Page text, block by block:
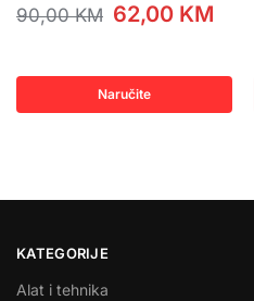
90,00KM 62,00 KM
Naručite
KATEGORIJE
Alat i tehnika